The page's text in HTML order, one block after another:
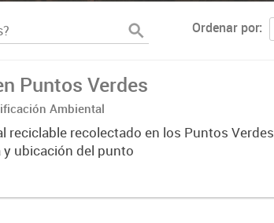
Ordenar por
Puntos Verdes
Ambiental
reciclable recolectado en los Puntos Verdes
ubicación del punto